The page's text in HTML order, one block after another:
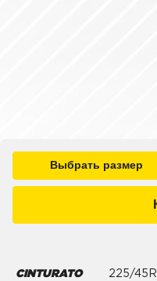
Выбрать размер
CINTURATO
225/